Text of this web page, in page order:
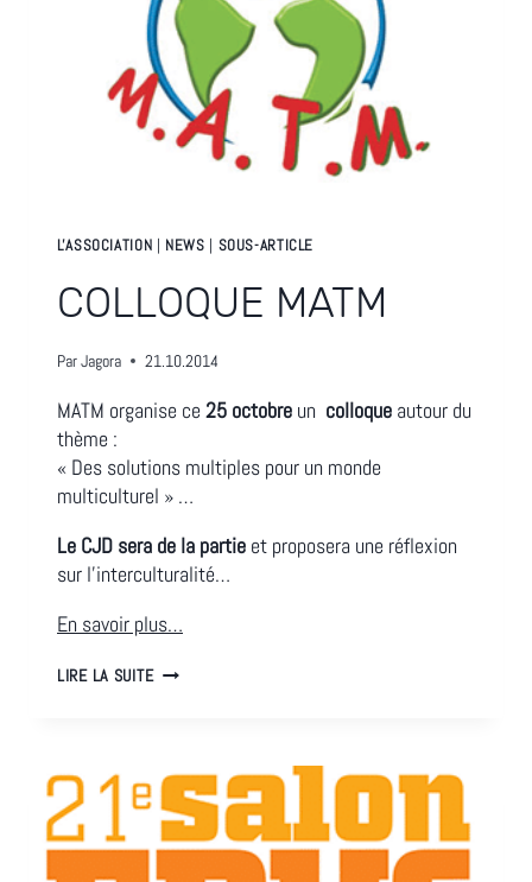
L'ASSOCIATION NEWS SOUS-ARTICLE
COLLOQUE MATM
ParJagora 21.10.2014
MATM organise ce 25 octobre un colloque autour du
thème :
« Des solutions multiples pour un monde
multiculturel » …
Le CJD sera de la partie et proposera une réflexion
sur l’interculturalité…
En savoir plus…
LIRE LA SUITECOLLOQUE